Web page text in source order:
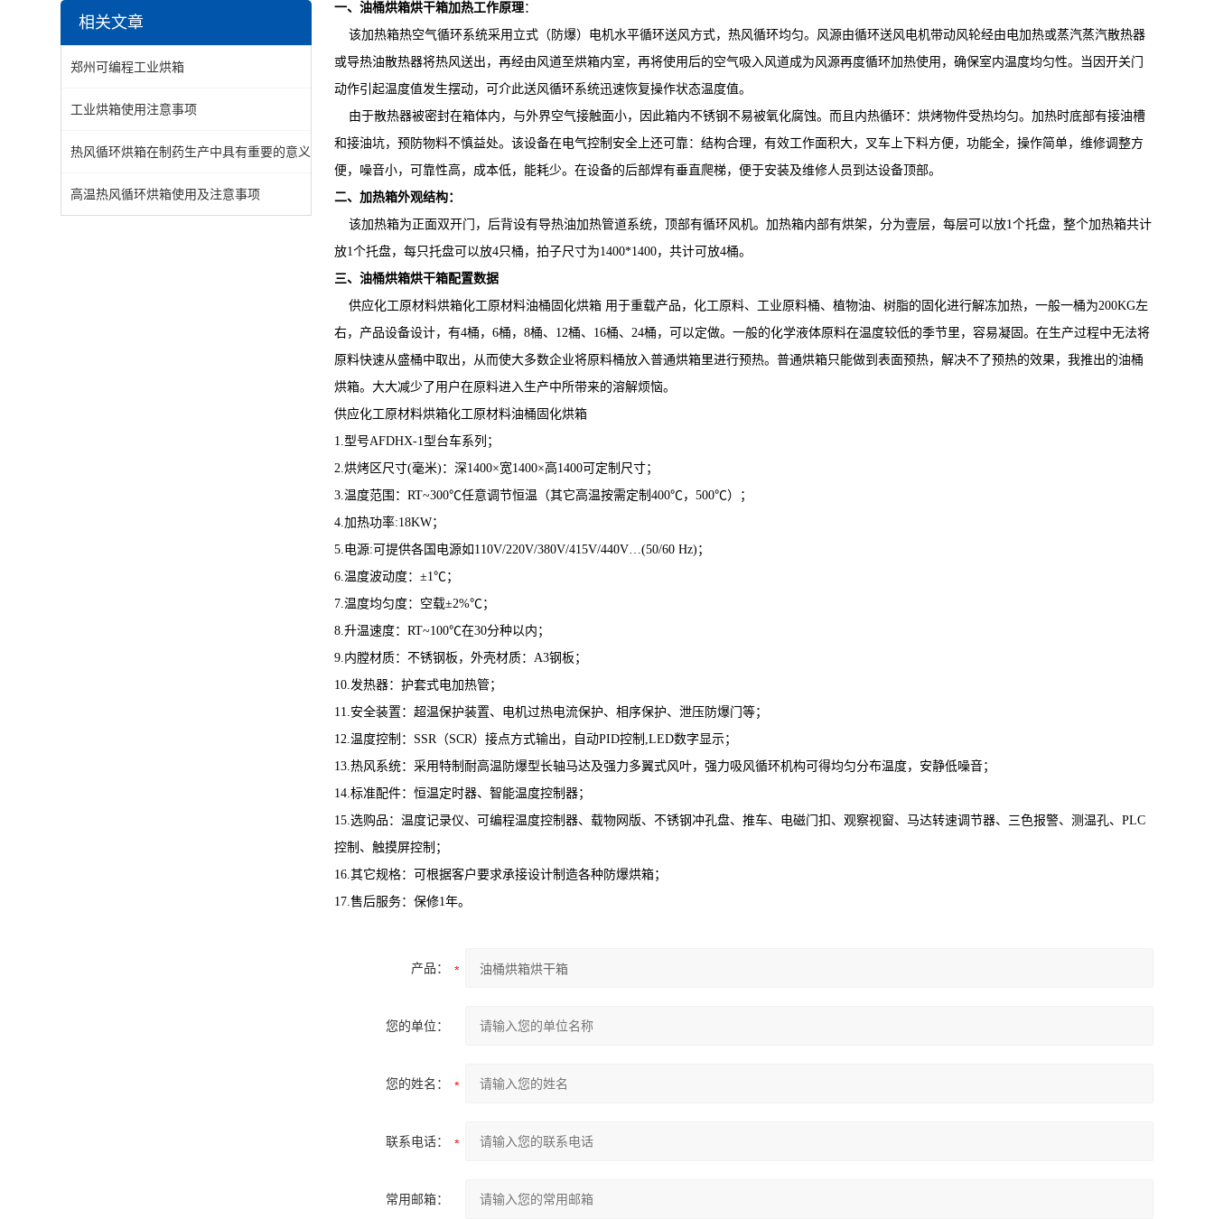
一、 油桶烘箱烘干箱加热工作原理：
该加热箱热空气循环系统采用立式（防爆）电机水平循环送风方式，热风循环均匀。风源由循环送风电机带动风轮经由电加热或蒸汽蒸汽散热器
或导热油散热器将热风送出，再经由风道至烘箱内室，再将使用后的空气吸入风道成为风源再度循环加热使用，确保室内温度均匀性。当因开关门
动作引起温度值发生摆动，可介此送风循环系统迅速恢复操作状态温度值。
由于散热器被密封在箱体内，与外界空气接触面小，因此箱内不锈钢不易被氧化腐蚀。而且内热循环：烘烤物件受热均匀。加热时底部有接油槽
和接油坑，预防物料不慎益处。该设备在电气控制安全上还可靠：结构合理，有效工作面积大，叉车上下料方便，功能全，操作简单，维修调整方
便，噪音小，可靠性高，成本低，能耗少。在设备的后部焊有垂直爬梯，便于安装及维修人员到达设备顶部。
二、加热箱外观结构：
该加热箱为正面双开门，后背设有导热油加热管道系统，顶部有循环风机。加热箱内部有烘架，分为壹层，每层可以放1个托盘，整个加热箱共计
放1个托盘，每只托盘可以放4只桶，拍子尺寸为1400*1400，共计可放4桶。
三、 油桶烘箱烘干箱配置数据
供应化工原材料烘箱化工原材料油桶固化烘箱 用于重载产品，化工原料、工业原料桶、植物油、树脂的固化进行解冻加热，一般一桶为200KG左
右，产品设备设计，有4桶，6桶，8桶、12桶、16桶、24桶，可以定做。一般的化学液体原料在温度较低的季节里，容易凝固。在生产过程中无法将
原料快速从盛桶中取出，从而使大多数企业将原料桶放入普通烘箱里进行预热。普通烘箱只能做到表面预热，解决不了预热的效果，我推出的油桶
烘箱。大大减少了用户在原料进入生产中所带来的溶解烦恼。
供应化工原材料烘箱化工原材料油桶固化烘箱
1.型号AFDHX-1型台车系列；
2.烘烤区尺寸(毫米)：深1400×宽1400×高1400可定制尺寸；
3.温度范围：RT~300℃任意调节恒温（其它高温按需定制400℃，500℃）；
4.加热功率:18KW；
5.电源:可提供各国电源如110V/220V/380V/415V/440V…(50/60 Hz)；
6.温度波动度：±1℃；
7.温度均匀度：空载±2%℃；
8.升温速度：RT~100℃在30分种以内；
9.内膛材质：不锈钢板，外壳材质：A3钢板；
10.发热器：护套式电加热管；
11.安全装置：超温保护装置、电机过热电流保护、相序保护、泄压防爆门等；
12.温度控制：SSR（SCR）接点方式输出，自动PID控制,LED数字显示；
13.热风系统：采用特制耐高温防爆型长轴马达及强力多翼式风叶，强力吸风循环机构可得均匀分布温度，安静低噪音；
14.标准配件：恒温定时器、智能温度控制器；
15.选购品：温度记录仪、可编程温度控制器、载物网版、不锈钢冲孔盘、推车、电磁门扣、观察视窗、马达转速调节器、三色报警、测温孔、PLC
控制、触摸屏控制；
16.其它规格：可根据客户要求承接设计制造各种防爆烘箱；
17.售后服务：保修1年。
产品：
您的单位：
您的姓名：
联系电话：
常用邮箱：
相关文章
郑州可编程工业烘箱
工业烘箱使用注意事项
热风循环烘箱在制药生产中具有重要的意义
高温热风循环烘箱使用及注意事项